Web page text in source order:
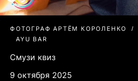
ФОТОГРАФ АРТЁМ КОРОЛЕНКО
AYU BAR
Смузи квиз
9 октября 2025